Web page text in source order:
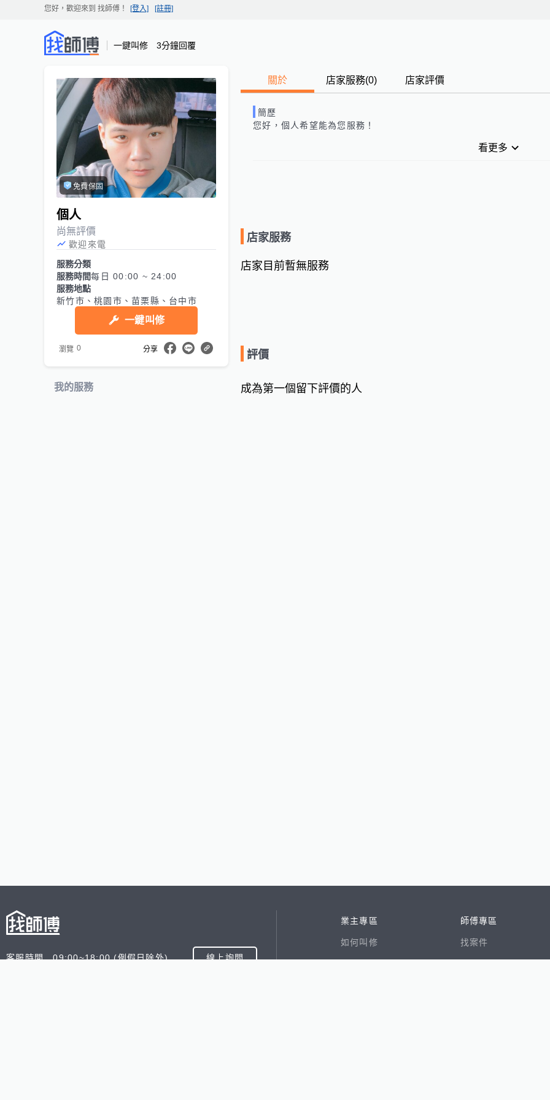
您好，歡迎來到 找師傅 ！ [登入] [註冊]
一鍵叫修 3分鐘回覆
免費保固
個人
尚無評價
歡迎來電
服務分類
服務時間每日 00:00 ~ 24:00
服務地點
新竹市、桃園市、苗栗縣、台中市
一鍵叫修
瀏覽 0 分享
我的服務
關於 店家服務(0) 店家評價
簡歷
您好， 個人希望能為您服務！
看更多
店家服務
店家目前暫無服務
評價
成為第一個留下評價的人
客服時間 09:00~18:00 (例假日除外) 線上詢問
業主專區
如何叫修
師傅專區
找案件